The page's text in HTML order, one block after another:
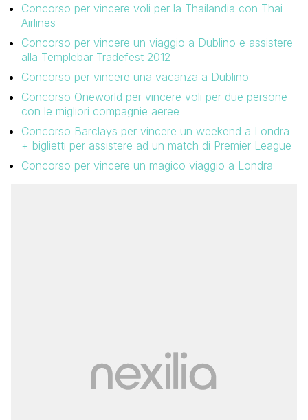
Concorso per vincere voli per la Thailandia con Thai
Airlines
Concorso per vincere un viaggio a Dublino e assistere
alla Templebar Tradefest 2012
Concorso per vincere una vacanza a Dublino
Concorso Oneworld per vincere voli per due persone
con le migliori compagnie aeree
Concorso Barclays per vincere un weekend a Londra
+ biglietti per assistere ad un match di Premier League
Concorso per vincere un magico viaggio a Londra